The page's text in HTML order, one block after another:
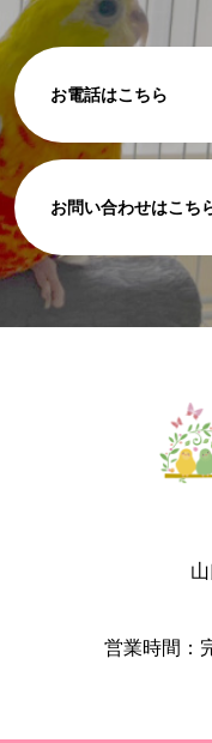
お問い合わせはこち
お電話はこちら
営業時間：